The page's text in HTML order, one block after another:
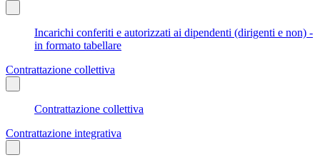
Incarichi conferiti e autorizzati ai dipendenti (dirigenti e non) -
in formato tabellare
Contrattazione collettiva
Contrattazione collettiva
Contrattazione integrativa